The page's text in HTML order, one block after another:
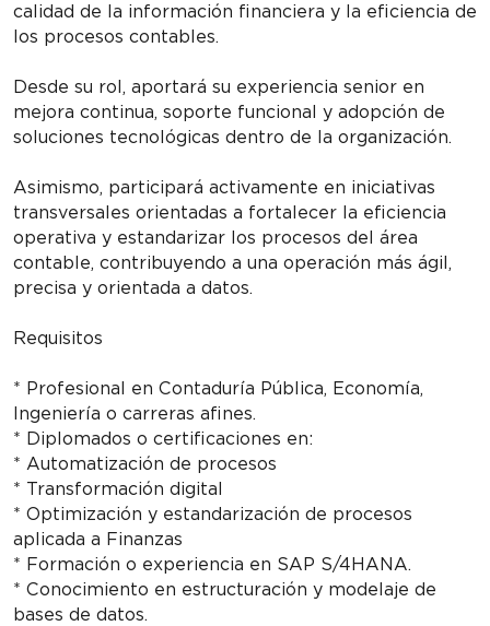
calidad de la información financiera y la eficiencia de
los procesos contables.
Desde su rol, aportará su experiencia senior en
mejora continua, soporte funcional y adopción de
soluciones tecnológicas dentro de la organización.
Asimismo, participará activamente en iniciativas
transversales orientadas a fortalecer la eficiencia
operativa y estandarizar los procesos del área
contable, contribuyendo a una operación más ágil,
precisa y orientada a datos.
Requisitos
* Profesional en Contaduría Pública, Economía,
Ingeniería o carreras afines.
* Diplomados o certificaciones en:
* Automatización de procesos
* Transformación digital
* Optimización y estandarización de procesos
aplicada a Finanzas
* Formación o experiencia en SAP S/4HANA.
* Conocimiento en estructuración y modelaje de
bases de datos.